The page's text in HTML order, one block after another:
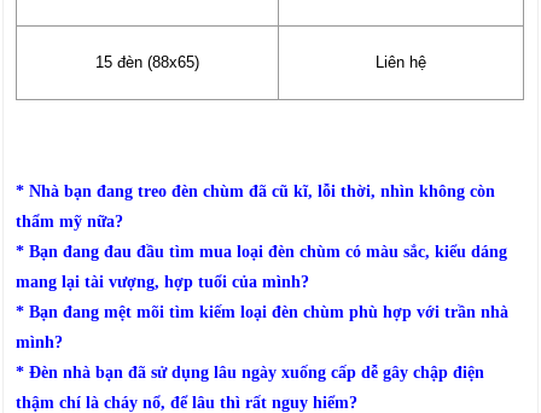
15 đèn (88x65) Liên hệ
* Nhà bạn đang treo đèn chùm đã cũ kĩ, lỗi thời, nhìn không còn
thẩm mỹ nữa?
* Bạn đang đau đầu tìm mua loại đèn chùm có màu sắc, kiểu dáng
mang lại tài vượng, hợp tuổi của mình?
* Bạn đang mệt mõi tìm kiếm loại đèn chùm phù hợp với trần nhà
mình?
* Đèn nhà bạn đã sử dụng lâu ngày xuống cấp dễ gây chập điện
thậm chí là cháy nổ, để lâu thì rất nguy hiểm?